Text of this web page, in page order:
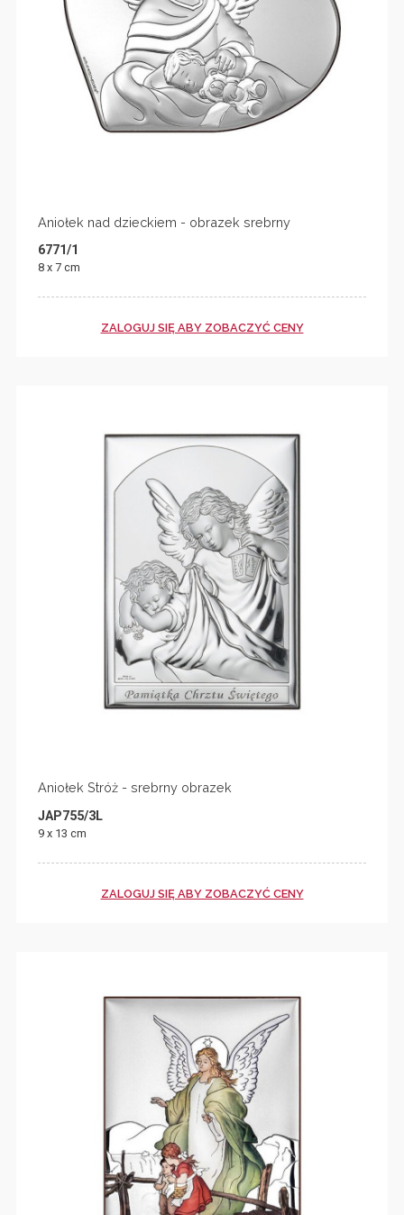
Aniołek nad dzieckiem - obrazek srebrny
6771/1
8 x 7 cm
ZALOGUJ SIĘ ABY ZOBACZYĆ CENY
Aniołek Stróż - srebrny obrazek
JAP755/3L
9 x 13 cm
ZALOGUJ SIĘ ABY ZOBACZYĆ CENY